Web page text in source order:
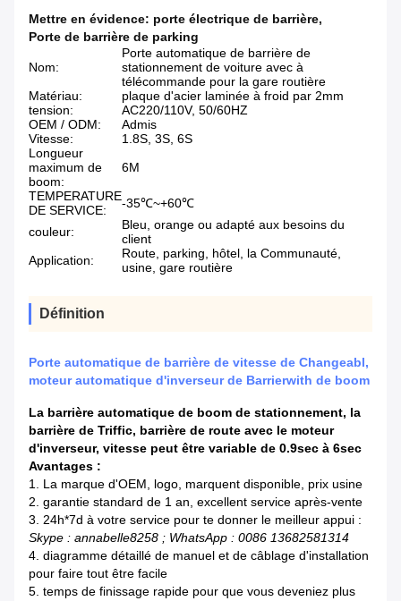
Mettre en évidence: porte électrique de barrière,
Porte de barrière de parking
Nom:
Porte automatique de barrière de
stationnement de voiture avec à
télécommande pour la gare routière
Matériau:
plaque d'acier laminée à froid par 2mm
tension:
AC220/110V, 50/60HZ
OEM / ODM:
Admis
Vitesse:
1.8S, 3S, 6S
Longueur
maximum de
boom:
6M
TEMPERATURE
DE SERVICE:
-35℃~+60℃
couleur:
Bleu, orange ou adapté aux besoins du
client
Application:
Route, parking, hôtel, la Communauté,
usine, gare routière
Définition
Porte automatique de barrière de vitesse de Changeabl,
moteur automatique d'inverseur de Barrierwith de boom
La barrière automatique de boom de stationnement, la
barrière de Triffic, barrière de route avec le moteur
d'inverseur, vitesse peut être variable de 0.9sec à 6sec
Avantages :
1. La marque d'OEM, logo, marquent disponible, prix usine
2. garantie standard de 1 an, excellent service après-vente
3. 24h*7d à votre service pour te donner le meilleur appui :
Skype : annabelle8258 ; WhatsApp : 0086 13682581314
4. diagramme détaillé de manuel et de câblage d'installation
pour faire tout être facile
5. temps de finissage rapide pour que vous deveniez plus